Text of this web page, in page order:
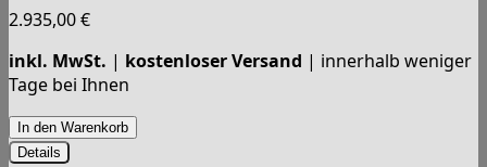
2.935,00€
inkl. MwSt. | kostenloser Versand | innerhalb weniger
Tage bei Ihnen
Details